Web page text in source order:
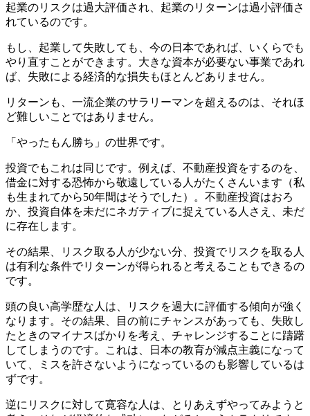
起業のリスクは過大評価され、起業のリターンは過小評価さ
れているのです。
もし、起業して失敗しても、今の日本であれば、いくらでも
やり直すことができます。大きな資本が必要ない事業であれ
ば、失敗による経済的な損失もほとんどありません。
リターンも、一流企業のサラリーマンを超えるのは、それほ
ど難しいことではありません。
「やったもん勝ち」の世界です。
投資でもこれは同じです。例えば、不動産投資をするのを、
借金に対する恐怖から敬遠している人がたくさんいます（私
も生まれてから50年間はそうでした）。不動産投資はおろ
か、投資自体を未だにネガティブに捉えている人さえ、未だ
に存在します。
その結果、リスク取る人が少ない分、投資でリスクを取る人
は有利な条件でリターンが得られると考えることもできるの
です。
頭の良い高学歴な人は、リスクを過大に評価する傾向が強く
なります。その結果、目の前にチャンスがあっても、失敗し
たときのマイナスばかりを考え、チャレンジすることに躊躇
してしまうのです。これは、日本の教育が減点主義になって
いて、ミスを許さないようになっているのも影響しているは
ずです。
逆にリスクに対して寛容な人は、とりあえずやってみようと